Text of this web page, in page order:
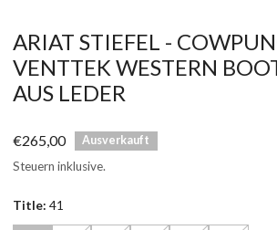
ARIAT STIEFEL -
VENTTEK WESTERN
AUS LEDER
Regulärer
Preis
€265,00 Ausverkauft
Steuern inklusive.
Title: 41